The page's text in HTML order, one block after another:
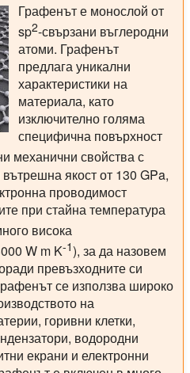
Графенът е монослой от
sp2-свързани въглеродни
атоми. Графенът
предлага уникални
характеристики на
материала, като
изключително голяма
специфична повърхност
механични свойства с
якост от 130 GPa,
проводимост
при стайна температура
висока
W m K-1), за да назовем
превъзходните си
се използва широко
на
горивни клетки,
водородни
екрани и електронни